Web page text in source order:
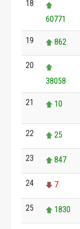
18
60771
19 862
20
38058
21 10
22 25
23 847
24 7
25 1830